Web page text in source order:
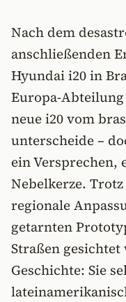
Nach dem
anschließenden
Hyundai i20 in
Europa-
neue i20 vom
unterscheide –
ein Versprechen,
Nebelkerze.
regionale
getarnten
Straßen
Geschichte: Sie